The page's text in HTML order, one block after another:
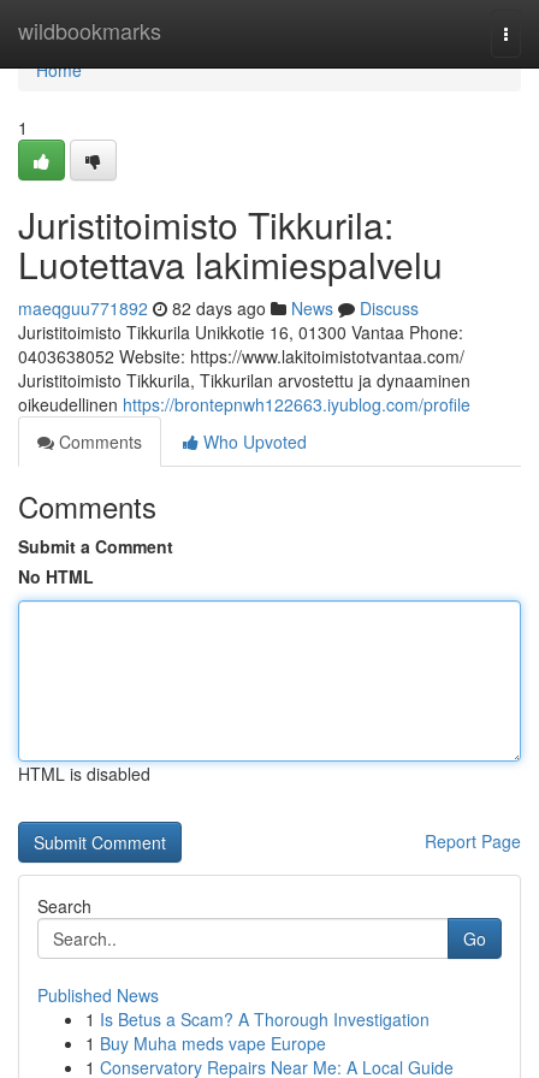
wildbookmarks
Home
Home
1
Juristitoimisto Tikkurila:
Luotettava lakimiespalvelu
maeqguu771892 82 days ago News
Discuss
Juristitoimisto Tikkurila Unikkotie 16, 01300 Vantaa Phone:
0403638052 Website: https://www.lakitoimistotvantaa.com/
Juristitoimisto Tikkurila, Tikkurilan arvostettu ja dynaaminen
oikeudellinen https://brontepnwh122663.iyublog.com/profile
Comments
Who Upvoted
Comments
Submit a Comment
No HTML
HTML is disabled
Report Page
Search
Go
Published News
1 Is Betus a Scam? A Thorough Investigation
1 Buy Muha meds vape Europe
1 Conservatory Repairs Near Me: A Local Guide